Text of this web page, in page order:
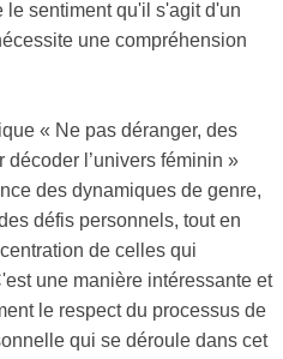
le sentiment qu'il s'agit d'un
une compréhension
« Ne pas déranger, des
l’univers féminin »
des dynamiques de genre,
défis personnels, tout en
de celles qui
une manière intéressante et
le respect du processus de
qui se déroule dans cet